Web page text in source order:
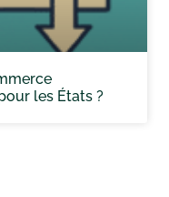
les États ?